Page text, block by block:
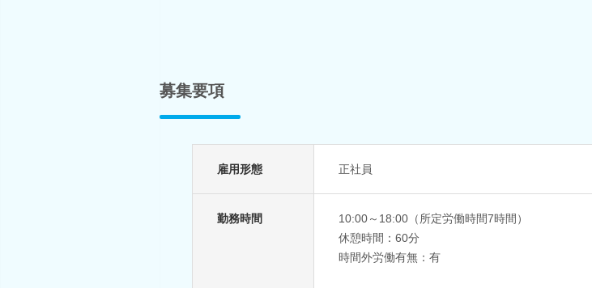
募集要項
雇用形態 正社員
勤務時間
10:00～18:00（所定労働時間7時間）
休憩時間：60分
時間外労働有無：有